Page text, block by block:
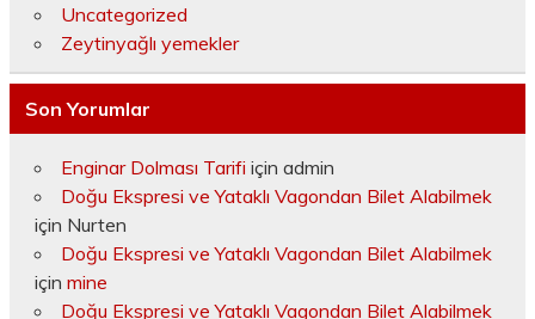
Uncategorized
Zeytinyağlı yemekler
Son Yorumlar
Enginar Dolması Tarifi için admin
Doğu Ekspresi ve Yataklı Vagondan Bilet Alabilmek
için Nurten
Doğu Ekspresi ve Yataklı Vagondan Bilet Alabilmek
için mine
Doğu Ekspresi ve Yataklı Vagondan Bilet Alabilmek